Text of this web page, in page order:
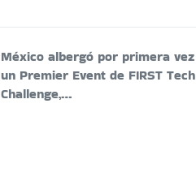
México albergó por primera vez
un Premier Event de FIRST Tech
Challenge,…